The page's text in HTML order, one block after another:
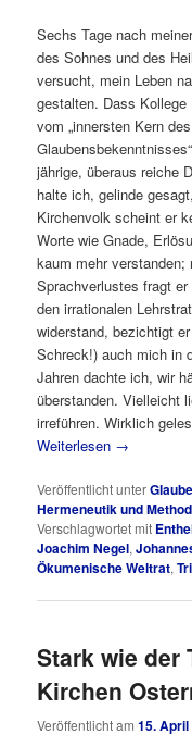
Sechs Tage nach
des Sohnes und des
versucht, mein Leben
gestalten. Dass
vom „innersten Kern
jährige, überaus reiche
halte ich, gelinde
Kirchenvolk scheint er
Worte wie Gnade,
kaum mehr verstanden;
Sprachverlustes fragt
den irrationalen
widerstand, bezichtigt
Schreck!) auch mich in
Jahren dachte ich, wir
überstanden. Vielleicht
irreführen. Wirklich
Weiterlesen →
Veröffentlicht unter
Hermeneutik und
Verschlagwortet mit
Joachim Negel,
Ökumenische Weltrat,
Stark wie der
Kirchen
Veröffentlicht am15. April